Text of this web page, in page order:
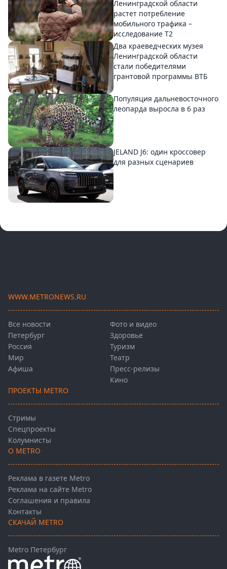
Ленинградской области
растет потребление
мобильного трафика –
исследование T2
Два краеведческих музея
Ленинградской области
стали победителями
грантовой программы ВТБ
Популяция дальневосточного
леопарда выросла в 6 раз
JELAND J6: один кроссовер
для разных сценариев
WWW.METRONEWS.RU
Все новости
Петербург
Россия
Мир
Афиша
Фото и видео
Здоровье
Туризм
Театр
Пресс-релизы
Кино
ПРОЕКТЫ METRO
Стримы
Спецпроекты
Колумнисты
О METRO
Реклама в газете Metro
Реклама на сайте Metro
Соглашения и правила
Контакты
СКАЧАЙ METRO
Metro Петербург